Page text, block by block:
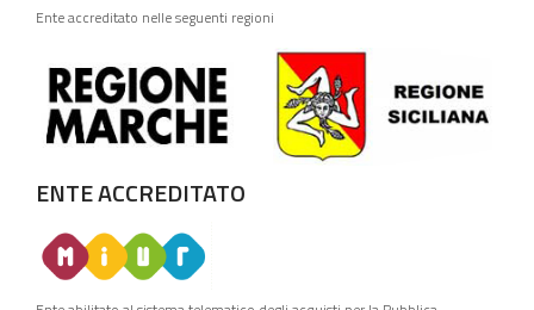
Ente accreditato nelle seguenti regioni
ENTE ACCREDITATO